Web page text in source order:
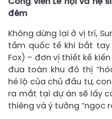
đêm
Không dừng lại ở vị trí,
tầm quốc tế khi bắt tay
Fox) – đơn vị thiết kế
đưa toàn khu đô thị
hé lộ của chủ đầu tư,
ra mắt tại dự án sẽ lấy
thiêng và ý tưởng “ngọc